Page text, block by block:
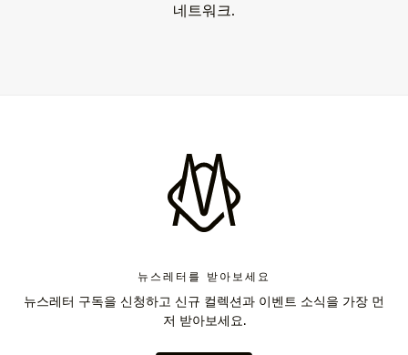
네트워크.
뉴스레터를 받아보세요
뉴스레터 구독을 신청하고 신규 컬렉션과 이벤트 소식을 가장 먼
저 받아보세요.